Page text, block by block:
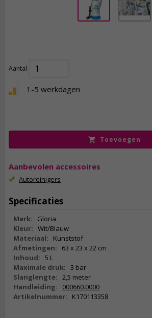
Aantal
1-5 werkdagen
Toevoegen
Aanbevolen accessoires
Autoreinigers
Specificaties
Merk:
Gloria
Kleur: Wit/Blauw
Materiaal:
Kunststof
Afmetingen:
63 x 23 x 22 cm
Inhoud: 5 L
Maximale druk: 3 bar
Slanglengte: 2,5 meter
Handleiding:
000660.0000
Artikelnummer:
K170113358